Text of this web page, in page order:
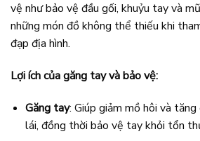
vệ như bảo vệ đầu gối, khuỷu tay và
những món đồ không thể thiếu khi
đạp địa hình.
Lợi ích của găng tay và bảo vệ:
Găng tay: Giúp giảm mồ hôi và
lái, đồng thời bảo vệ tay khỏi tổn